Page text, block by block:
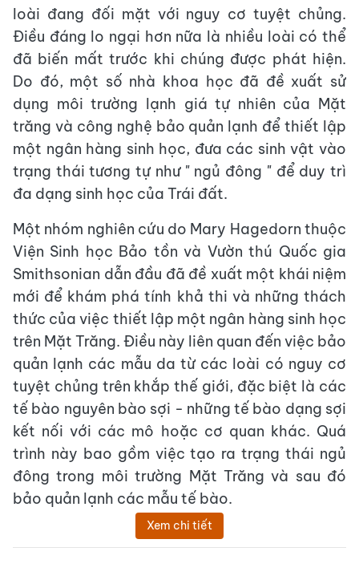
loài đang đối mặt với nguy cơ tuyệt chủng.
Điều đáng lo ngại hơn nữa là nhiều loài có thể
đã biến mất trước khi chúng được phát hiện.
Do đó, một số nhà khoa học đã đề xuất sử
dụng môi trường lạnh giá tự nhiên của Mặt
trăng và công nghệ bảo quản lạnh để thiết lập
một ngân hàng sinh học, đưa các sinh vật vào
trạng thái tương tự như " ngủ đông " để duy trì
đa dạng sinh học của Trái đất.
Một nhóm nghiên cứu do Mary Hagedorn thuộc
Viện Sinh học Bảo tồn và Vườn thú Quốc gia
Smithsonian dẫn đầu đã đề xuất một khái niệm
mới để khám phá tính khả thi và những thách
thức của việc thiết lập một ngân hàng sinh học
trên Mặt Trăng. Điều này liên quan đến việc bảo
quản lạnh các mẫu da từ các loài có nguy cơ
tuyệt chủng trên khắp thế giới, đặc biệt là các
tế bào nguyên bào sợi - những tế bào dạng sợi
kết nối với các mô hoặc cơ quan khác. Quá
trình này bao gồm việc tạo ra trạng thái ngủ
đông trong môi trường Mặt Trăng và sau đó
bảo quản lạnh các mẫu tế bào.
Xem chi tiết